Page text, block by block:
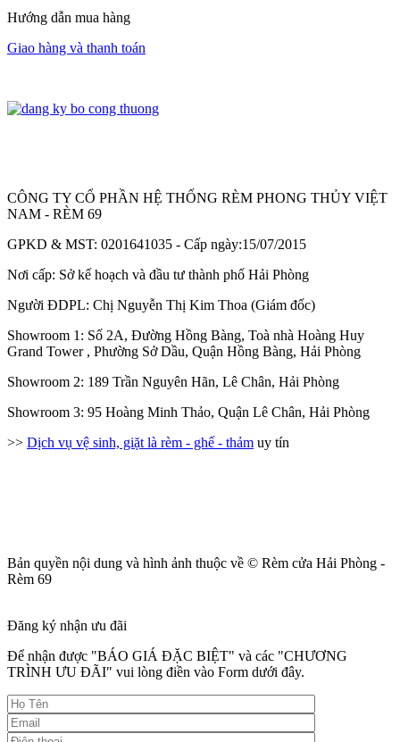
Hướng dẫn mua hàng
Giao hàng và thanh toán
CÔNG TY CỔ PHẦN HỆ THỐNG RÈM PHONG THỦY VIỆT
NAM - RÈM 69
GPKD & MST: 0201641035 - Cấp ngày:15/07/2015
Nơi cấp: Sở kế hoạch và đầu tư thành phố Hải Phòng
Người ĐDPL: Chị Nguyễn Thị Kim Thoa (Giám đốc)
Showroom 1: Số 2A, Đường Hồng Bàng, Toà nhà Hoàng Huy
Grand Tower , Phường Sở Dầu, Quận Hồng Bàng, Hải Phòng
Showroom 2: 189 Trần Nguyên Hãn, Lê Chân, Hải Phòng
Showroom 3: 95 Hoàng Minh Thảo, Quận Lê Chân, Hải Phòng
>> Dịch vụ vệ sinh, giặt là rèm - ghế - thảm uy tín
Bản quyền nội dung và hình ảnh thuộc về © Rèm cửa Hải Phòng -
Rèm 69
Đăng ký nhận ưu đãi
Để nhận được "BÁO GIÁ ĐẶC BIỆT" và các "CHƯƠNG
TRÌNH ƯU ĐÃI" vui lòng điền vào Form dưới đây.